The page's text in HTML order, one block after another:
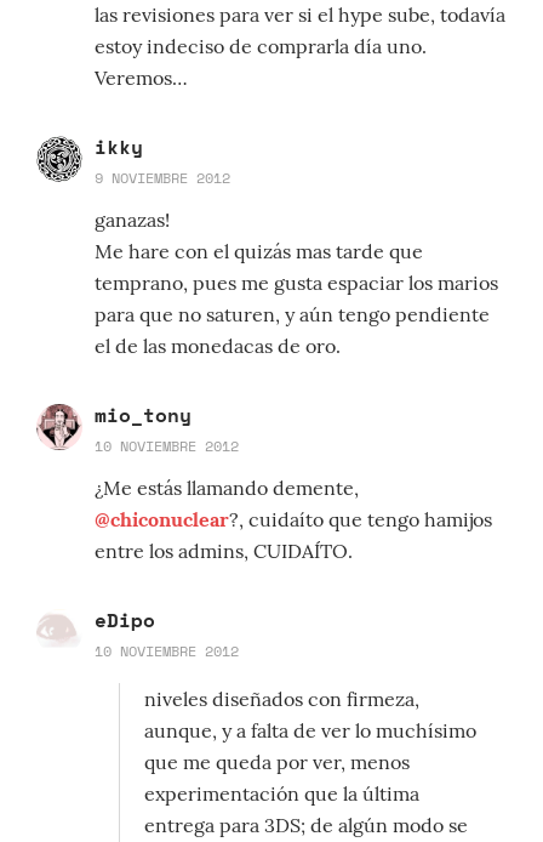
las revisiones para ver si el hype sube, todavía
estoy indeciso de comprarla día uno.
Veremos…
ikky
9 NOVIEMBRE 2012
ganazas!
Me hare con el quizás mas tarde que
temprano, pues me gusta espaciar los marios
para que no saturen, y aún tengo pendiente
el de las monedacas de oro.
mio_tony
10 NOVIEMBRE 2012
¿Me estás llamando demente,
@chiconuclear?, cuidaíto que tengo hamijos
entre los admins, CUIDAÍTO.
eDipo
10 NOVIEMBRE 2012
niveles diseñados con firmeza,
aunque, y a falta de ver lo muchísimo
que me queda por ver, menos
experimentación que la última
entrega para 3DS; de algún modo se